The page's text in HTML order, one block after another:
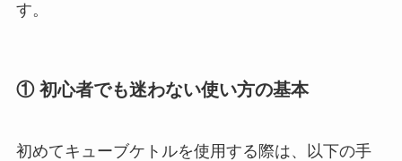
す。
① 初心者でも迷わない使い方の基本
初めてキューブケトルを使用する際は、以下の手